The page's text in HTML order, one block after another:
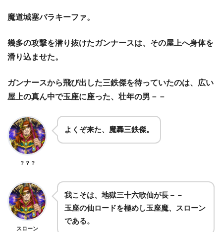
魔道城塞バラキーファ。
幾多の攻撃を潜り抜けたガンナースは、その屋上へ身体を
滑り込ませた。
ガンナースから飛び出した三鉄傑を待っていたのは、広い
屋上の真ん中で玉座に座った、壮年の男－－
？？？
よくぞ来た、魔轟三鉄傑。
スローン
我こそは、地獄三十六歌仙が長－－
玉座の仙ロードを極めし玉座魔、スローン
である。